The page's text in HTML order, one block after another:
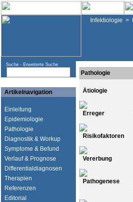
Infektiologie >
Suche - Erweiterte Suche
Artikelnavigation
Einleitung
Epidemiologie
Pathologie
Diagnostik & Workup
Symptome & Befund
Verlauf & Prognose
Differentialdiagnosen
Therapien
Referenzen
Editorial
Pathologie
Ätiologie
Erreger
Risikofaktoren
Vererbung
Pathogenese